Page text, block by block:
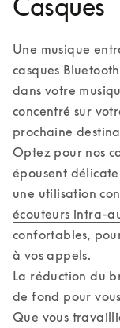
Casques
Une musique
casques
dans votre
concentré sur
prochaine
Optez pour nos
épousent
une utilisation
écouteurs intra-
confortables,
à vos appels.
La réduction du
de fond pour
Que vous